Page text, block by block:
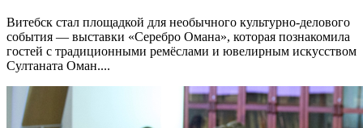
Витебск стал площадкой для необычного культурно-делового
события — выставки «Серебро Омана», которая познакомила
гостей с традиционными ремёслами и ювелирным искусством
Султаната Оман....